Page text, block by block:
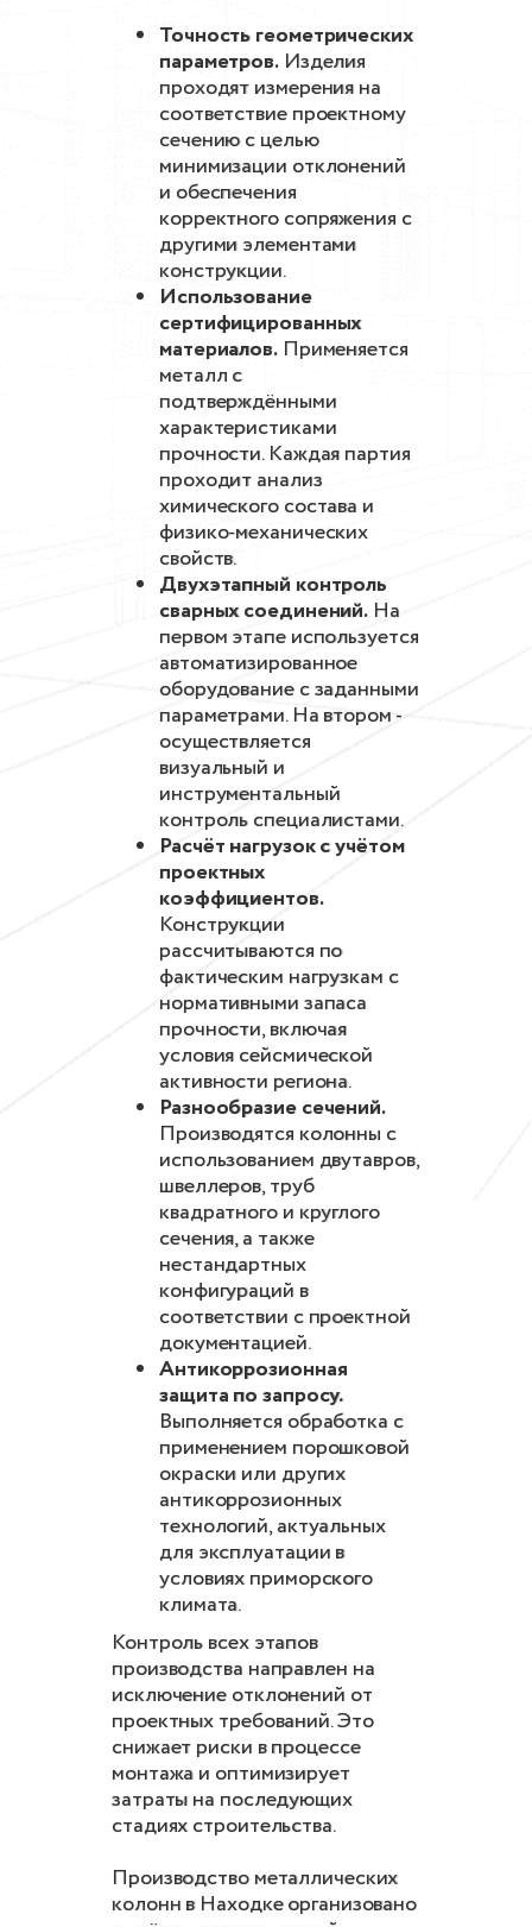
Точность геометрических
параметров.Изделия
проходят измерения на
соответствие проектному
сечению с целью
минимизации отклонений
и обеспечения
корректного сопряжения с
другими элементами
конструкции.
Использование
сертифицированных
материалов.Применяется
металл с
подтверждёнными
характеристиками
прочности. Каждая партия
проходит анализ
химического состава и
физико-механических
свойств.
Двухэтапный контроль
сварных соединений. На
первом этапе используется
автоматизированное
оборудование с заданными
параметрами. На втором -
осуществляется
визуальный и
инструментальный
контроль специалистами.
Расчёт нагрузок с учётом
проектных
коэффициентов.
Конструкции
рассчитываются по
фактическим нагрузкам с
нормативными запаса
прочности, включая
условия сейсмической
активности региона.
Разнообразие сечений.
Производятся колонны с
использованием двутавров,
швеллеров, труб
квадратного и круглого
сечения, а также
нестандартных
конфигураций в
соответствии с проектной
документацией.
Антикоррозионная
защита по запросу.
Выполняется обработка с
применением порошковой
окраски или других
антикоррозионных
технологий, актуальных
для эксплуатации в
условиях приморского
климата.
Контроль всех этапов
производства направлен на
исключение отклонений от
проектных требований. Это
снижает риски в процессе
монтажа и оптимизирует
затраты на последующих
стадиях строительства.
Производство металлических
колонн в Находке организовано